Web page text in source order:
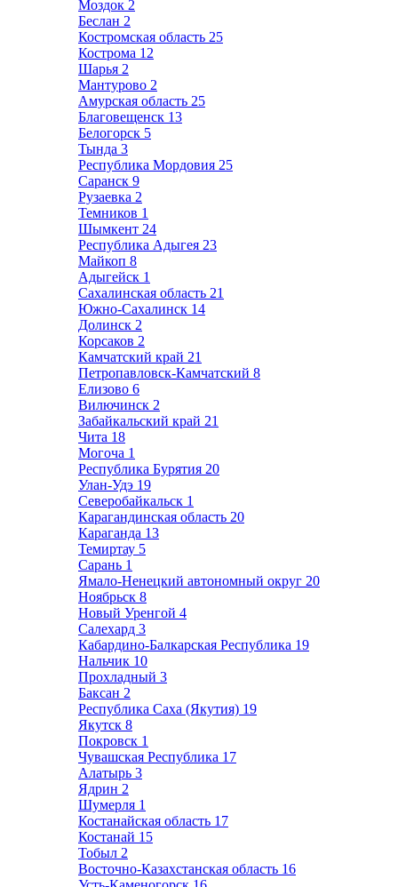
Моздок 2
Беслан 2
Костромская область 25
Кострома 12
Шарья 2
Мантурово 2
Амурская область 25
Благовещенск 13
Белогорск 5
Тында 3
Республика Мордовия 25
Саранск 9
Рузаевка 2
Темников 1
Шымкент 24
Республика Адыгея 23
Майкоп 8
Адыгейск 1
Сахалинская область 21
Южно-Сахалинск 14
Долинск 2
Корсаков 2
Камчатский край 21
Петропавловск-Камчатский 8
Елизово 6
Вилючинск 2
Забайкальский край 21
Чита 18
Могоча 1
Республика Бурятия 20
Улан-Удэ 19
Северобайкальск 1
Карагандинская область 20
Караганда 13
Темиртау 5
Сарань 1
Ямало-Ненецкий автономный округ 20
Ноябрьск 8
Новый Уренгой 4
Салехард 3
Кабардино-Балкарская Республика 19
Нальчик 10
Прохладный 3
Баксан 2
Республика Саха (Якутия) 19
Якутск 8
Покровск 1
Чувашская Республика 17
Алатырь 3
Ядрин 2
Шумерля 1
Костанайская область 17
Костанай 15
Тобыл 2
Восточно-Казахстанская область 16